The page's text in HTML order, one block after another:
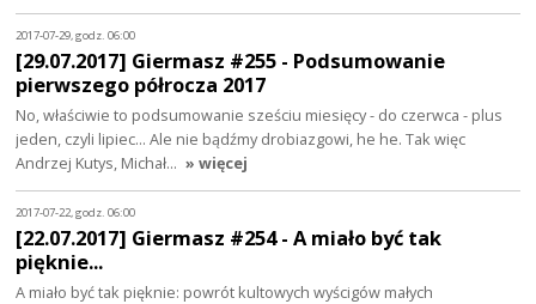
2017-07-29, godz. 06:00
[29.07.2017] Giermasz #255 - Podsumowanie
pierwszego półrocza 2017
No, właściwie to podsumowanie sześciu miesięcy - do czerwca - plus
jeden, czyli lipiec... Ale nie bądźmy drobiazgowi, he he. Tak więc
Andrzej Kutys, Michał… » więcej
2017-07-22, godz. 06:00
[22.07.2017] Giermasz #254 - A miało być tak
pięknie...
A miało być tak pięknie: powrót kultowych wyścigów małych